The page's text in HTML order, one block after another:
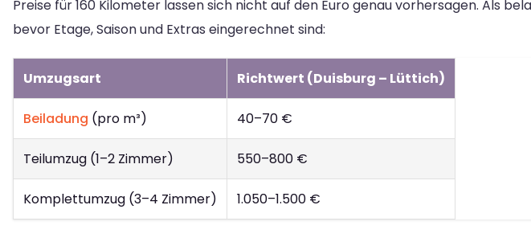
Preise für 160 Kilometer lassen sich nicht auf den Euro genau vorhersagen. Als
bevor Etage, Saison und Extras eingerechnet sind:
Umzugsart Richtwert (Duisburg – Lüttich)
Beiladung (pro m³) 40–70 €
Teilumzug (1–2 Zimmer) 550–800 €
Komplettumzug (3–4 Zimmer) 1.050–1.500 €